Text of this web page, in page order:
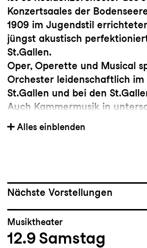
Konzertsaales der
1909 im Jugendstil
jüngst akustisch
St.Gallen.
Oper, Operette und Musical
Orchester leidenschaftlich im
St.Gallen und bei den
Auch Kammermusik in
Facetten wird als
der künstlerischen Arbeit
zum anderen im vom
international renommierten
Kammermusikszene.
sich das Orchester der
Alles einblenden
Nächste Vorstellungen
Musiktheater
12.9 Samstag